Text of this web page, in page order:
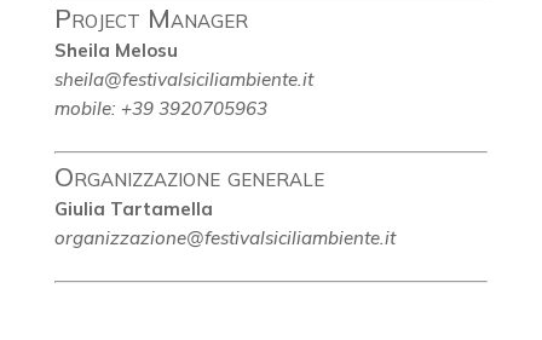
Project Manager
Sheila Melosu
sheila@festivalsiciliambiente.it
mobile: +39 3920705963
Organizzazione generale
Giulia Tartamella
organizzazione@festivalsiciliambiente.it